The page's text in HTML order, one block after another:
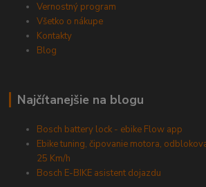
Vernostný program
Všetko o nákupe
Kontakty
Blog
Najčítanejšie na blogu
Bosch battery lock - ebike Flow app
Ebike tuning, čipovanie motora,
25 Km/h
Bosch E-BIKE asistent dojazdu